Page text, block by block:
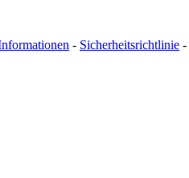
- Sicherheitsrichtlinie -